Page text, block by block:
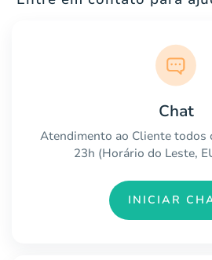
Chat
Atendimento ao Cliente todos
23h (Horário do Leste,
INICIAR